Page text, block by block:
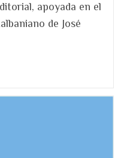
apoyada en el
de José